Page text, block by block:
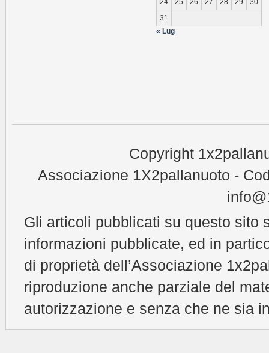
24 25 26 27 28 29
30
31
« Lug
Copyright
Associazione 1X2pallanuoto -
Gli articoli pubblicati su questo sito
informazioni pubblicate, ed in
di proprietà dell’Associazione
riproduzione anche parziale del
autorizzazione e senza che ne sia